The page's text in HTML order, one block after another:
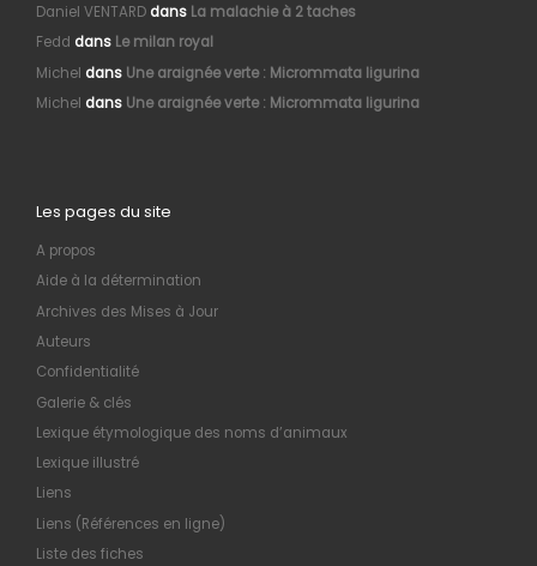
Daniel VENTARDdans La malachie à 2 taches
Fedd dans Le milan royal
Michel dans Une araignée verte : Micrommata ligurina
Michel dans Une araignée verte : Micrommata ligurina
Les pages du site
A propos
Aide à la détermination
Archives des Mises à Jour
Auteurs
Confidentialité
Galerie & clés
Lexique étymologique des noms d’animaux
Lexique illustré
Liens
Liens (Références en ligne)
Liste des fiches